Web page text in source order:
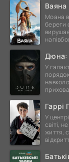
Ваяна
Моана
береги
Дюна:
У
Гаррі
У
світі,
життя,